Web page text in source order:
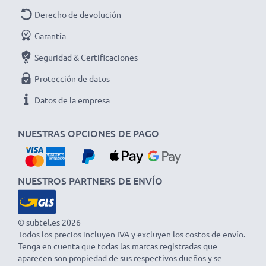
NUESTRAS OPCIONES DE PAGO
Derecho de devolución
Garantía
Seguridad & Certificaciones
Protección de datos
Datos de la empresa
NUESTROS PARTNERS DE ENVÍO
© subtel.es 2026
Todos los precios incluyen IVA y excluyen los costos de envío.
Tenga en cuenta que todas las marcas registradas que
aparecen son propiedad de sus respectivos dueños y se